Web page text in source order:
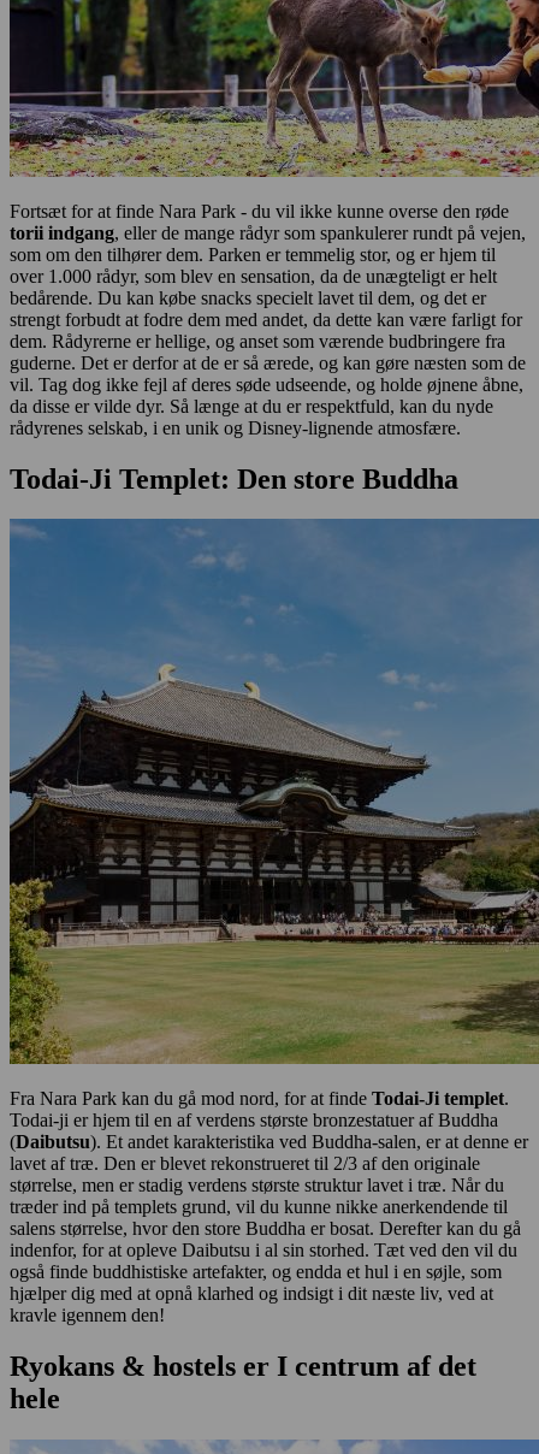
Fortsæt for at finde Nara Park - du vil ikke kunne overse den røde
torii indgang, eller de mange rådyr som spankulerer rundt på vejen,
som om den tilhører dem. Parken er temmelig stor, og er hjem til
over 1.000 rådyr, som blev en sensation, da de unægteligt er helt
bedårende. Du kan købe snacks specielt lavet til dem, og det er
strengt forbudt at fodre dem med andet, da dette kan være farligt for
dem. Rådyrerne er hellige, og anset som værende budbringere fra
guderne. Det er derfor at de er så ærede, og kan gøre næsten som de
vil. Tag dog ikke fejl af deres søde udseende, og holde øjnene åbne,
da disse er vilde dyr. Så længe at du er respektfuld, kan du nyde
rådyrenes selskab, i en unik og Disney-lignende atmosfære.
Todai-Ji Templet: Den store Buddha
Fra Nara Park kan du gå mod nord, for at finde Todai-Ji templet.
Todai-ji er hjem til en af verdens største bronzestatuer af Buddha
(Daibutsu). Et andet karakteristika ved Buddha-salen, er at denne er
lavet af træ. Den er blevet rekonstrueret til 2/3 af den originale
størrelse, men er stadig verdens største struktur lavet i træ. Når du
træder ind på templets grund, vil du kunne nikke anerkendende til
salens størrelse, hvor den store Buddha er bosat. Derefter kan du gå
indenfor, for at opleve Daibutsu i al sin storhed. Tæt ved den vil du
også finde buddhistiske artefakter, og endda et hul i en søjle, som
hjælper dig med at opnå klarhed og indsigt i dit næste liv, ved at
kravle igennem den!
Ryokans & hostels er I centrum af det
hele